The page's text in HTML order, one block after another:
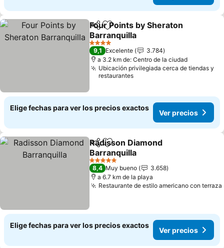
CompartirAgregar a favoritos
Four Points by Sheraton
Barranquilla
4 Estrellas
9,1 Excelente
3.784
a 3.2 km de: Centro de la ciudad
Ubicación privilegiada cerca de tiendas y
restaurantes
Elige fechas para ver los precios exactos
Ver precios
CompartirAgregar a favoritos
Radisson Diamond
Barranquilla
5 Estrellas
8,4 Muy bueno
3.658
a 6.7 km de la playa
Restaurante de estilo americano con terraza
Elige fechas para ver los precios exactos
Ver precios